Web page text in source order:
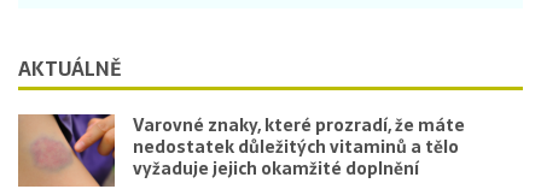
AKTUÁLNĚ
Varovné znaky, které prozradí, že máte
nedostatek důležitých vitaminů a tělo
vyžaduje jejich okamžité doplnění